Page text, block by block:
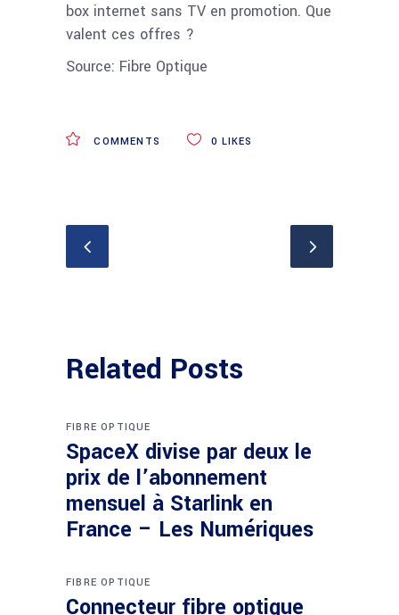
box internet sans TV en promotion. Que
valent ces offres ?
Source: Fibre Optique
COMMENTS 0 LIKES
Related Posts
FIBRE OPTIQUE
SpaceX divise par deux le
prix de l’abonnement
mensuel à Starlink en
France – Les Numériques
FIBRE OPTIQUE
Connecteur fibre optique